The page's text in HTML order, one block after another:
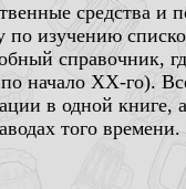
средства и
по изучению
справочник,
начало XX-го).
в одной книге,
того